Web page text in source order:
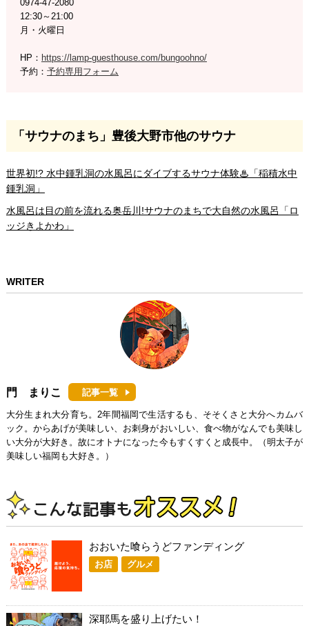
0974-47-2080
12:30～21:00
月・火曜日
HP： https://lamp-guesthouse.com/bungoohno/
予約： 予約専用フォーム
「サウナのまち」豊後大野市他のサウナ
世界初!? 水中鍾乳洞の水風呂にダイブするサウナ体験♨「稲積水中
鍾乳洞」
水風呂は目の前を流れる奥岳川!サウナのまちで大自然の水風呂「ロ
ッジきよかわ」
WRITER
門 まりこ 記事一覧
大分生まれ大分育ち。2年間福岡で生活するも、そそくさと大分へカムバ
ック。からあげが美味しい、お刺身がおいしい、食べ物がなんでも美味し
い大分が大好き。故にオトナになった今もすくすくと成長中。（明太子が
美味しい福岡も大好き。）
おおいた喰らうどファンディング
お店 グルメ
深耶馬を盛り上げたい！